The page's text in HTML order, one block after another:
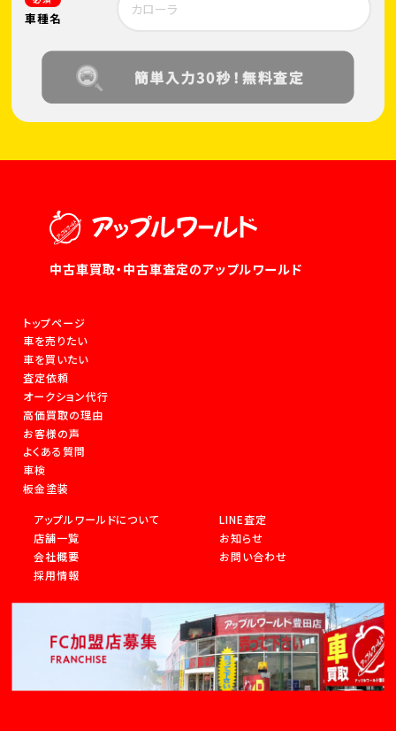
車種名
中古車買取・中古車査定のアップルワールド
トップページ
車を売りたい
車を買いたい
査定依頼
オークション代行
高価買取の理由
お客様の声
よくある質問
車検
板金塗装
アップルワールドについて
店舗一覧
会社概要
採用情報
LINE査定
お知らせ
お問い合わせ